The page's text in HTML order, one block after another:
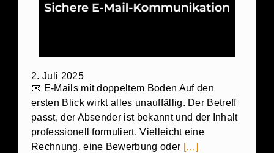
2. Juli 2025
📧 E-Mails mit doppeltem Boden Auf den
ersten Blick wirkt alles unauffällig. Der Betreff
passt, der Absender ist bekannt und der Inhalt
professionell formuliert. Vielleicht eine
Rechnung, eine Bewerbung oder […]